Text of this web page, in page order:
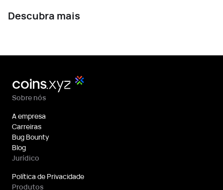
Descubra mais
Sobre nós
A empresa
Carreiras
Bug Bounty
Blog
Jurídico
Política de Privacidade
Produtos